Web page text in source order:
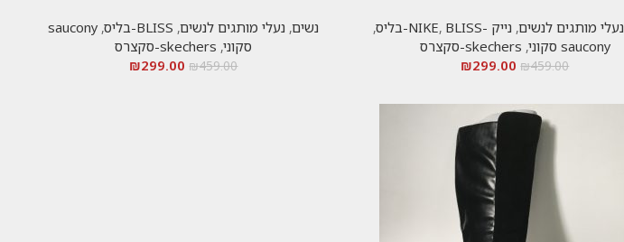
נעלי מותגים לנשים, נייק -NIKE , BLISS-בליס
,
saucony סקוני
, skechers-סקצרס
₪459.00
₪299.00
נשים, נעלי מותגים לנשים, BLISS-בליס ,
saucony
סקוני, skechers-סקצרס
₪459.00
₪299.00